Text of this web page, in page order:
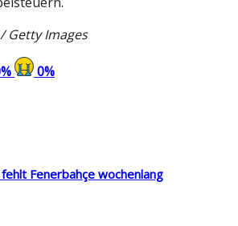
Getty Images
% 0%
Fenerbahçe wochenlang